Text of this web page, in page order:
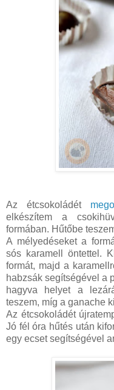
Az étcsokoládét
elkészítem a
formában. Hűtőbe
A mélyedéseket a
sós karamell öntettel.
formát, majd a
habzsák segítségével a
hagyva helyet a
teszem, míg a ganache
Az étcsokoládét
Jó fél óra hűtés után
egy ecset segítségével